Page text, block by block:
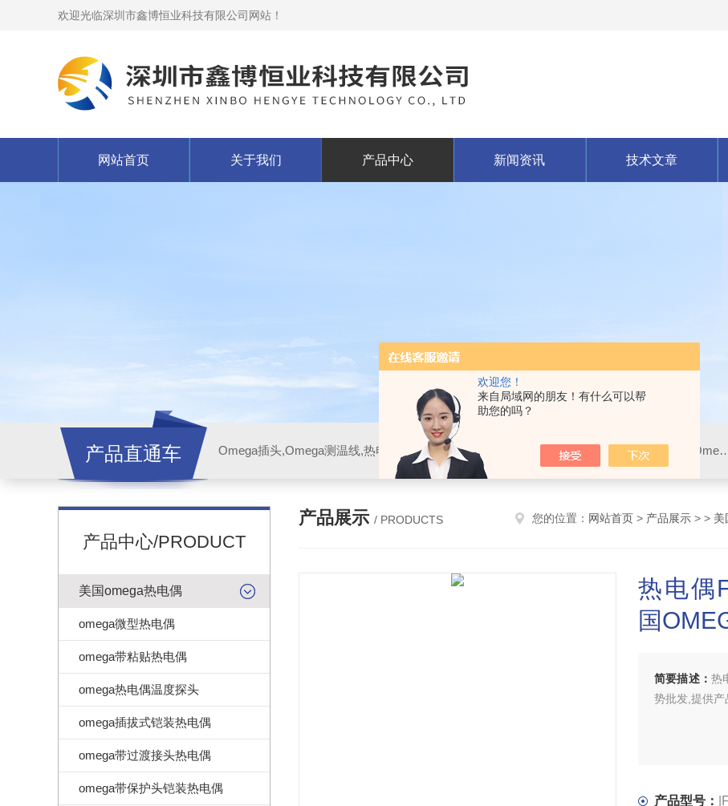
欢迎您！
来自局域网的朋友！有什么可以帮
助您的吗？
欢迎光临深圳市鑫博恒业科技有限公司网站！
网站首页 关于我们 产品中心 新闻资讯 技术文章
产品直通车 Omega插头,Omega测温线,热电偶测温线,热电偶线,铠装热电偶,热电偶连接器,
产品中心/PRODUCT
美国omega热电偶
omega微型热电偶
omega带粘贴热电偶
omega热电偶温度探头
omega插拔式铠装热电偶
omega带过渡接头热电偶
omega带保护头铠装热电偶
产品展示 / PRODUCTS 您的位置： 网站首页 > 产品展示 > > 美
热电偶
国
简要描述：热
势批发,提供产
产品型号：